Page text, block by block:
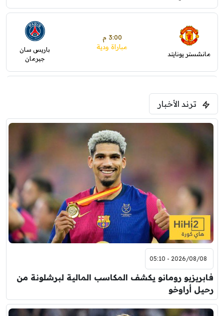
مانشستر يونايتد
3:00 م
مباراة ودية
باريس سان
جيرمان
فرينتسفاروشي
7:00 م
مباراة ودية
نوتنغهام فورست
اودينيزي
8:00 م
مباراة ودية
برشلونة
ترند الأخبار
2026/08/08 - 05:10
فابريزيو رومانو يكشف المكاسب المالية لبرشلونة من
رحيل أراوخو